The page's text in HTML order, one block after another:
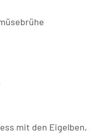
mit den Eigelben,